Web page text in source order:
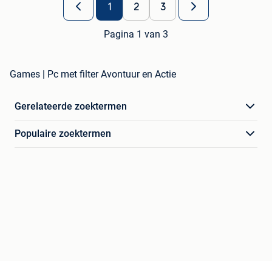
1 2 3
Pagina 1 van 3
Games | Pc met filter Avontuur en Actie
Gerelateerde zoektermen
Populaire zoektermen